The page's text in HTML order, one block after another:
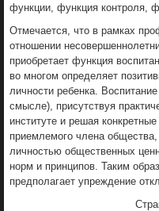
функции, функция контроля,
Отмечается, что в рамках
отношении
приобретает функция
во многом определяет
личности ребенка.
смысле), присутствуя
институте и решая
приемлемого члена
личностью общественных
норм и принципов. Таким
предполагает упреждение